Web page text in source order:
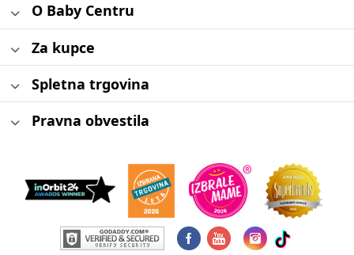
O Baby Centru
Za kupce
Spletna trgovina
Pravna obvestila